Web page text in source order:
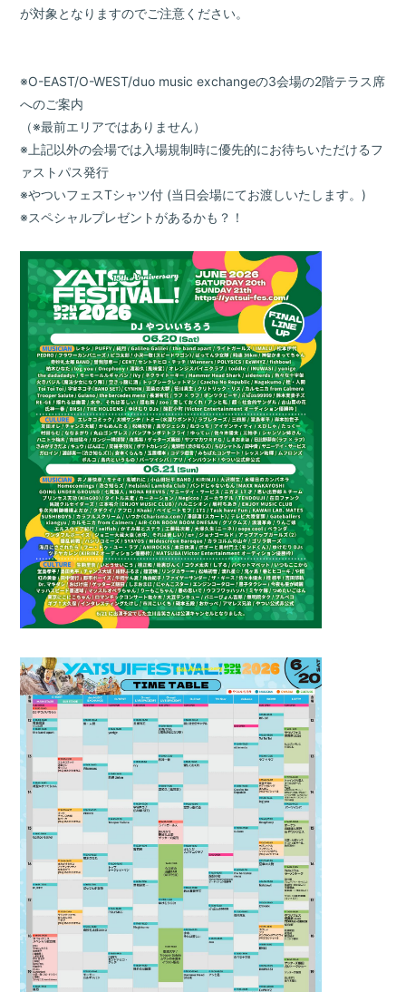
が対象となりますのでご注意ください。
※O-EAST/O-WEST/duo music exchangeの3会場の2階テラス席
へのご案内
（※最前エリアではありません）
※上記以外の会場では入場規制時に優先的にお待ちいただけるフ
ァストパス発行
※やついフェスTシャツ付 (当日会場にてお渡しいたします。)
※スペシャルプレゼントがあるかも？！